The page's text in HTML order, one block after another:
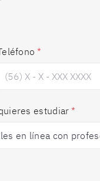
*
estudiar *